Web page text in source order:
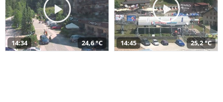
14:34 24,6 °C 14:45 25,2 °C